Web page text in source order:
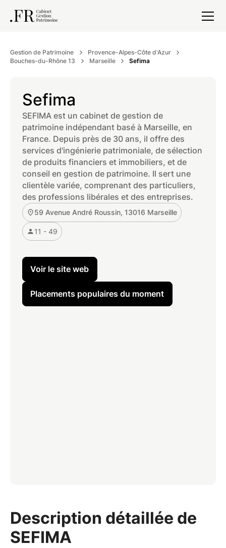
Gestion de Patrimoine
Provence-Alpes-Côte d'Azur
Bouches-du-Rhône 13
Marseille Sefima
Sefima
SEFIMA est un cabinet de gestion de
patrimoine indépendant basé à Marseille, en
France. Depuis près de 30 ans, il offre des
services d'ingénierie patrimoniale, de sélection
de produits financiers et immobiliers, et de
conseil en gestion de patrimoine. Il sert une
clientèle variée, comprenant des particuliers,
des professions libérales et des entreprises.
59 Avenue André Roussin, 13016 Marseille
11 - 49
Voir le site web
Placements populaires du moment
Description détaillée de
SEFIMA